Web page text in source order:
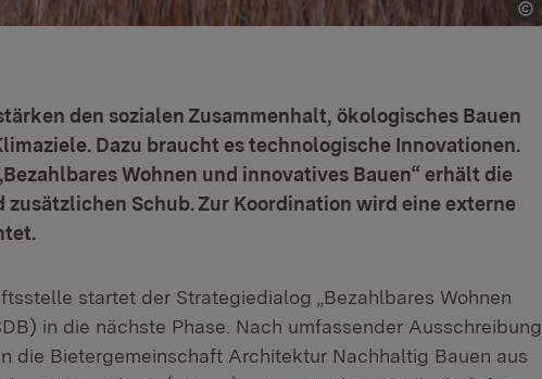
den sozialen Zusammenhalt, ökologisches Bauen
Dazu braucht es technologische Innovationen.
Wohnen und innovatives Bauen“ erhält die
zusätzlichen Schub.Zur Koordination wird eine externe
startet der Strategiedialog „Bezahlbares Wohnen
in die nächste Phase. Nach umfassender Ausschreibung
die Bietergemeinschaft Architektur Nachhaltig Bauen aus